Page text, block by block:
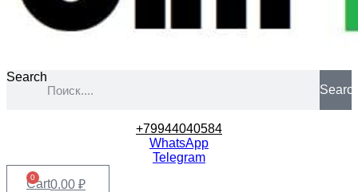
Search
+79944040584
WhatsApp
Telegram
0.00 ₽
0
Cart